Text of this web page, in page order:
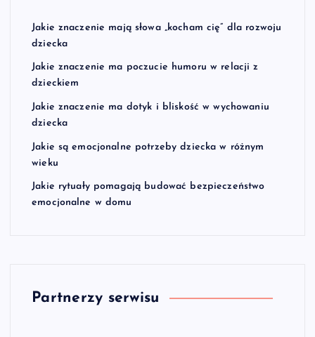
Jakie znaczenie mają słowa „kocham cię” dla rozwoju
dziecka
Jakie znaczenie ma poczucie humoru w relacji z
dzieckiem
Jakie znaczenie ma dotyk i bliskość w wychowaniu
dziecka
Jakie są emocjonalne potrzeby dziecka w różnym
wieku
Jakie rytuały pomagają budować bezpieczeństwo
emocjonalne w domu
Partnerzy serwisu